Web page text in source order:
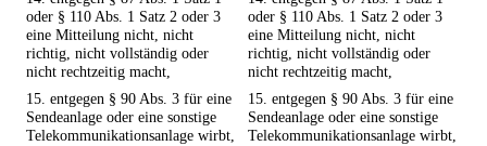
oder § 110 Abs. 1 Satz 2 oder 3
eine Mitteilung nicht, nicht
richtig, nicht vollständig oder
nicht rechtzeitig macht,
oder § 110 Abs. 1 Satz 2 oder 3
eine Mitteilung nicht, nicht
richtig, nicht vollständig oder
nicht rechtzeitig macht,
15. entgegen § 90 Abs. 3 für eine
Sendeanlage oder eine sonstige
Telekommunikationsanlage wirbt,
15. entgegen § 90 Abs. 3 für eine
Sendeanlage oder eine sonstige
Telekommunikationsanlage wirbt,